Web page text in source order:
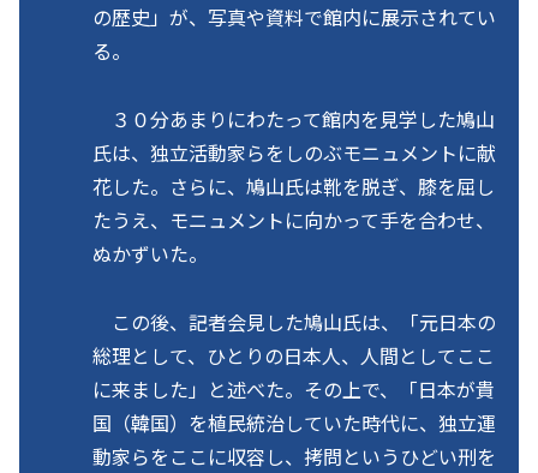
の歴史」が、写真や資料で館内に展示されてい
る。
３０分あまりにわたって館内を見学した鳩山
氏は、独立活動家らをしのぶモニュメントに献
花した。さらに、鳩山氏は靴を脱ぎ、膝を屈し
たうえ、モニュメントに向かって手を合わせ、
ぬかずいた。
この後、記者会見した鳩山氏は、「元日本の
総理として、ひとりの日本人、人間としてここ
に来ました」と述べた。その上で、「日本が貴
国（韓国）を植民統治していた時代に、独立運
動家らをここに収容し、拷問というひどい刑を